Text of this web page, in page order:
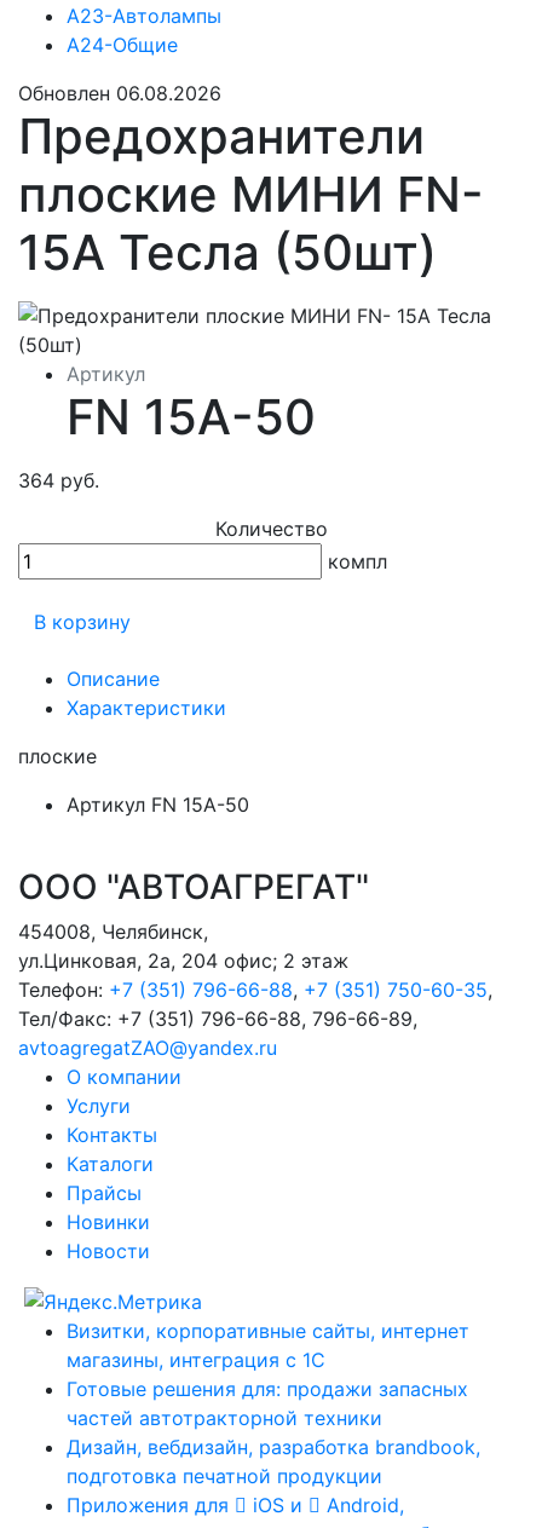
А23-Автолампы
А24-Общие
Обновлен 06.08.2026
Предохранители
плоские МИНИ FN-
15A Тесла (50шт)
Артикул
FN 15А-50
364 руб.
Количество
компл
В корзину
Описание
Характеристики
плоские
Артикул FN 15А-50
ООО "АВТОАГРЕГАТ"
454008, Челябинск,
ул.Цинковая, 2а, 204 офис; 2 этаж
Телефон: +7 (351) 796-66-88, +7 (351) 750-60-35,
Тел/Факс: +7 (351) 796-66-88, 796-66-89,
avtoagregatZAO@yandex.ru
О компании
Услуги
Контакты
Каталоги
Прайсы
Новинки
Новости
Визитки, корпоративные сайты, интернет
магазины, интеграция с 1С
Готовые решения для: продажи запасных
частей автотракторной техники
Дизайн, вебдизайн, разработка brandbook,
подготовка печатной продукции
Приложения для
iOS и
Android,